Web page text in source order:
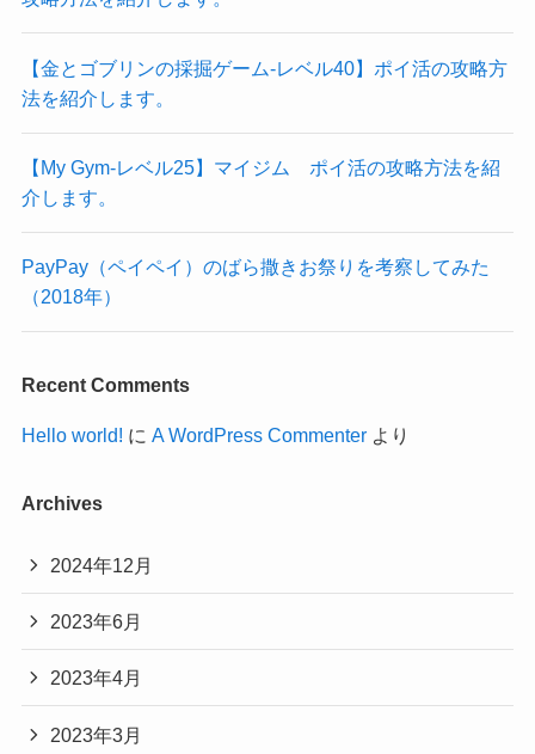
【金とゴブリンの採掘ゲーム-レベル40】ポイ活の攻略方
法を紹介します。
【My Gym-レベル25】マイジム ポイ活の攻略方法を紹
介します。
PayPay（ペイペイ）のばら撒きお祭りを考察してみた
（2018年）
Recent Comments
Hello world! に A WordPress Commenterより
Archives
2024年12月
2023年6月
2023年4月
2023年3月